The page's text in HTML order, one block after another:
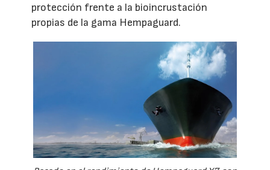
protección frente a la bioincrustación
propias de la gama Hempaguard.